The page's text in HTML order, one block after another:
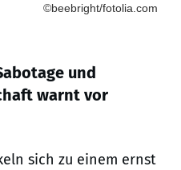
©beebright/fotolia.com
und
warnt vor
sich zu einem ernst